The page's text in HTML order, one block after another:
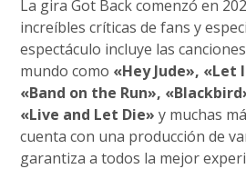
La gira Got Back comenzó en
increíbles críticas de fans y
espectáculo incluye las
mundo como «Hey Jude», «Let
«Band on the Run»,
«Live and Let Die» y muchas
cuenta con una producción de
garantiza a todos la mejor